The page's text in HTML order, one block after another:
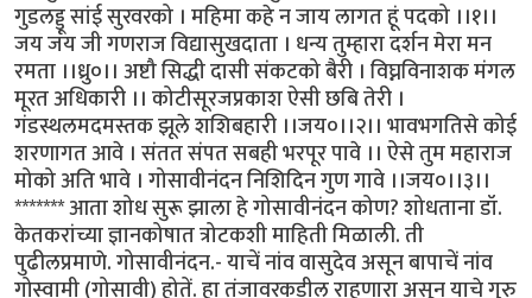
गुडलड्डू सांई सुरवरको । महिमा कहे न जाय लागत हूं पदको ।।१।।
जय जय जी गणराज विद्यासुखदाता । धन्य तुम्हारा दर्शन मेरा मन
रमता ।।ध्रु०।। अष्टौ सिद्धी दासी संकटको बैरी । विघ्नविनाशक मंगल
मूरत अधिकारी ।। कोटीसूरजप्रकाश ऐसी छबि तेरी ।
गंडस्थलमदमस्तक झूले शशिबहारी ।।जय०।।२।। भावभगतिसे कोई
शरणागत आवे । संतत संपत सबही भरपूर पावे ।। ऐसे तुम महाराज
मोको अति भावे । गोसावीनंदन निशिदिन गुण गावे ।।जय०।।३।।
******* आता शोध सुरू झाला हे गोसावीनंदन कोण? शोधताना डॉ.
केतकरांच्या ज्ञानकोषात त्रोटकशी माहिती मिळाली. ती
पुढीलप्रमाणे. गोसावीनंदन.- याचें नांव वासुदेव असून बापाचें नांव
गोस्वामी (गोसावी) होतें. हा तंजावरकडील राहणारा असून याचे गुरु